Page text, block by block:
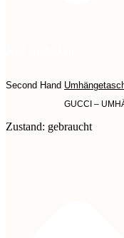
Second Hand
GUCCI –
Zustand: gebraucht